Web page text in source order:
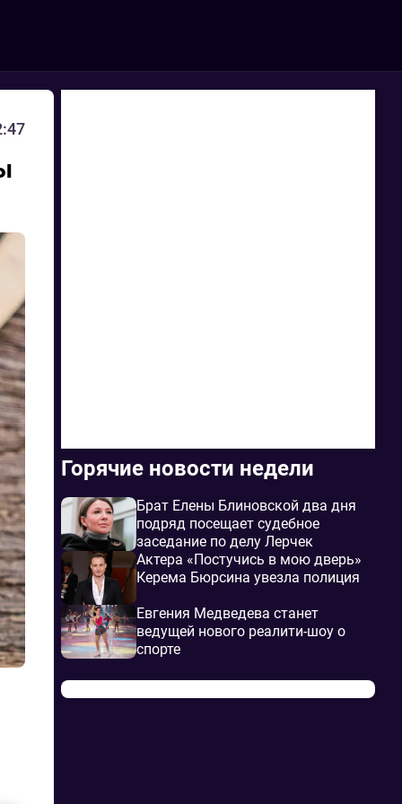
Горячие новости недели
Брат Елены Блиновской два дня
подряд посещает судебное
заседание по делу Лерчек
Актера «Постучись в мою дверь»
Керема Бюрсина увезла полиция
Евгения Медведева станет
ведущей нового реалити-шоу о
спорте